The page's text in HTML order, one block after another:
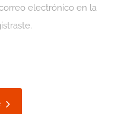
electrónico en la